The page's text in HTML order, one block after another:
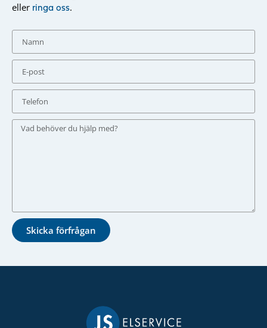
eller ringa oss.
Skicka förfrågan